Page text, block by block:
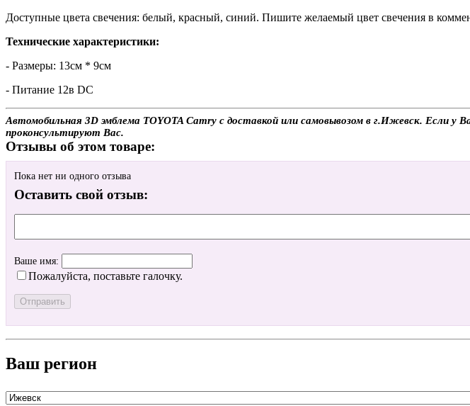
Доступные цвета свечения: белый, красный, синий. Пишите желаемый цвет свечения в
Технические характеристики:
- Размеры: 13см * 9см
- Питание 12в DC
Автомобильная 3D эмблема TOYOTA Camry с доставкой или самовывозом в г.Ижевск. Если
проконсультируют Вас.
Отзывы об этом товаре:
Пока нет ни одного отзыва
Оставить свой отзыв:
Ваше имя:
Пожалуйста, поставьте галочку.
Ваш регион